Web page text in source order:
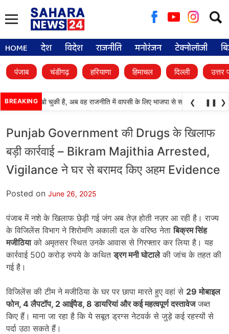
for:
HOME देश विदेश राजनीति मनोरंजन टेक्नोलॉजी
पंजाब चंडीगढ़ हरियाणा हिमाचल दिल्ली उत्तर
BREAKING
प्रतिष्ठा खो चुकी है, अब वह राजनीति में वापसी के लिए भाजपा से समझौता करने की
❮ ❚❚ ❯
Punjab Government की Drugs के खिलाफ
बड़ी कार्रवाई – Bikram Majithia Arrested,
Vigilance ने घर से बरामद किए अहम Evidence
Posted on June 26, 2025
पंजाब में नशे के खिलाफ छेड़ी गई जंग अब तेज़ होती नज़र आ रही है। राज्य
के विजिलेंस विभाग ने शिरोमणि अकाली दल के वरिष्ठ नेताबिक्रम सिंह
मजीठियाको अमृतसर स्थित उनके आवास से गिरफ्तार कर लिया है। यह
कार्रवाई 500 करोड़ रुपये के कथितड्रग मनी घोटालेकी जांच के तहत की
गई है।
विजिलेंस की टीम ने मजीठिया के घर पर छापा मारते हुए वहां से 29मोबाइल
फोन, 4लैपटॉप, 2 आईपैड, 8डायरियां और कई महत्वपूर्ण दस्तावेजजब्त
किए हैं। माना जा रहा है कि ये सबूत ड्रग्स नेटवर्क से जुड़े कई रहस्यों से
पर्दा उठा सकते हैं।